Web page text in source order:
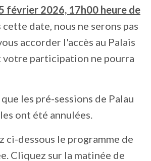
février 2026, 17h00 heure de
cette date, nous ne serons pas
accorder l'accès au Palais
votre participation ne pourra
les pré-sessions de Palau
ont été annulées.
ci-dessous le programme de
Cliquez sur la matinée de